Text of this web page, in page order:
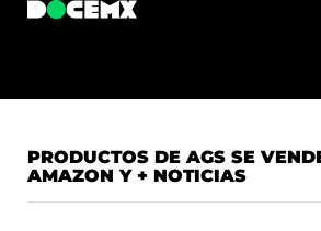
PRODUCTOS DE AGS SE
AMAZON Y + NOTICIAS